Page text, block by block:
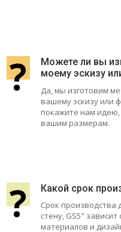
?
Можете ли вы
моему эскизу
Да, мы изготовим
вашему эскизу или
покажите нам
вашим размерам.
? Какой срок
Срок производства
стену, GS5"
материалов и